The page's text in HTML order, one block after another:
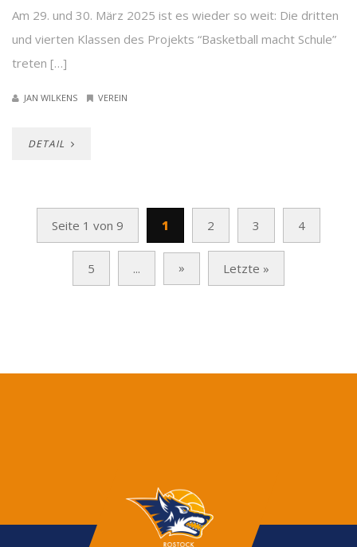
Am 29. und 30. März 2025 ist es wieder so weit: Die dritten
und vierten Klassen des Projekts “Basketball macht Schule”
treten […]
JAN WILKENS VEREIN
DETAIL
Seite 1 von 9 1 2 3 4
5 ... » Letzte »